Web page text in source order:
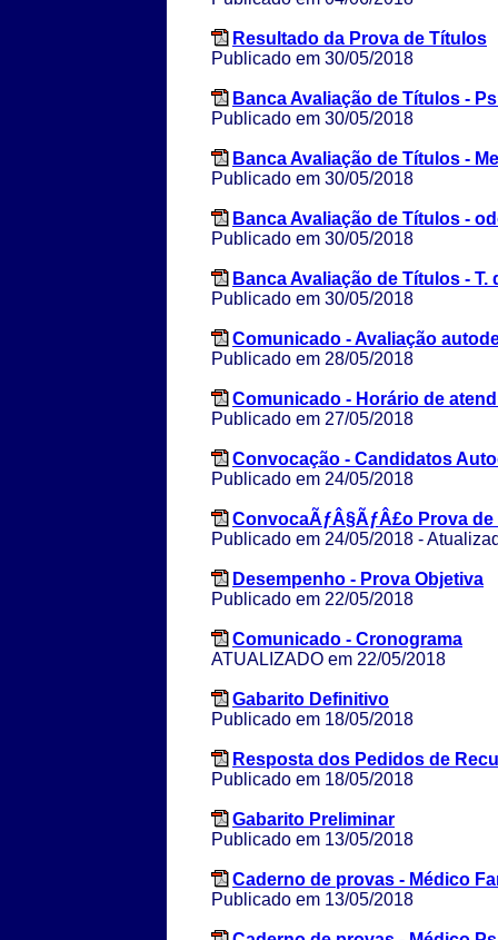
Resultado da Prova de Títulos
Publicado em 30/05/2018
Banca Avaliação de Títulos -
Publicado em 30/05/2018
Banca Avaliação de Títulos -
Publicado em 30/05/2018
Banca Avaliação de Títulos -
Publicado em 30/05/2018
Banca Avaliação de Títulos - T.
Publicado em 30/05/2018
Comunicado - Avaliação
Publicado em 28/05/2018
Comunicado - Horário de
Publicado em 27/05/2018
Convocação - Candidatos
Publicado em 24/05/2018
ConvocaÃƒÂ§ÃƒÂ£o Prova
Publicado em 24/05/2018 -
Desempenho - Prova Objetiva
Publicado em 22/05/2018
Comunicado - Cronograma
ATUALIZADO em 22/05/2018
Gabarito Definitivo
Publicado em 18/05/2018
Resposta dos Pedidos de
Publicado em 18/05/2018
Gabarito Preliminar
Publicado em 13/05/2018
Caderno de provas - Médico
Publicado em 13/05/2018